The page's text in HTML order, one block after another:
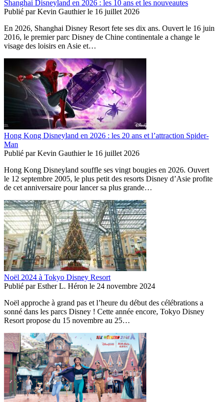
Shanghai Disneyland en 2026 : les 10 ans et les nouveautes
Publié parKevin Gauthier le 16 juillet 2026
En 2026, Shanghai Disney Resort fete ses dix ans. Ouvert le 16 juin
2016, le premier parc Disney de Chine continentale a change le
visage des loisirs en Asie et…
Hong Kong Disneyland en 2026 : les 20 ans et l’attraction Spider-
Man
Publié parKevin Gauthier le 16 juillet 2026
Hong Kong Disneyland souffle ses vingt bougies en 2026. Ouvert
le 12 septembre 2005, le plus petit des resorts Disney d’Asie profite
de cet anniversaire pour lancer sa plus grande…
Noël 2024 à Tokyo Disney Resort
Publié parEsther L. Héron le 24 novembre 2024
Noël approche à grand pas et l’heure du début des célébrations a
sonné dans les parcs Disney ! Cette année encore, Tokyo Disney
Resort propose du 15 novembre au 25…